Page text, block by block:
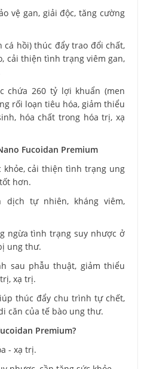
vệ gan, giải độc, tăng cường
cá hồi) thúc đẩy trao đổi chất,
cải thiện tình trạng viêm gan,
chứa 260 tỷ lợi khuẩn (men
rối loạn tiêu hóa, giảm thiểu
hóa chất trong hóa trị, xạ
Fucoidan Premium
khỏe, cải thiện tình trạng ung
hơn.
dịch tự nhiên, kháng viêm,
ngừa tình trạng suy nhược ở
ung thư.
sau phẫu thuật, giảm thiểu
xạ trị.
thúc đẩy chu trình tự chết,
căn của tế bào ung thư.
Premium?
- xạ trị.